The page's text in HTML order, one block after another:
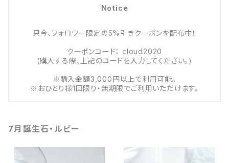
Notice
只今、フォロワー限定の5%引きクーポンを配布中！
クーポンコード： cloud2020
(購入する際、上記のコードを入力してください。)
※購入金額3,000円以上で利用可能。
※おひとり様1回限り・無期限でご利用いただけます。
7月誕生石・ルビー